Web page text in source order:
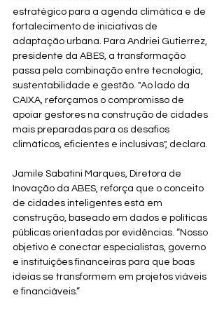
estratégico para a agenda climática e de
fortalecimento de iniciativas de
adaptação urbana. Para Andriei Gutierrez,
presidente da ABES, a transformação
passa pela combinação entre tecnologia,
sustentabilidade e gestão. "Ao lado da
CAIXA, reforçamos o compromisso de
apoiar gestores na construção de cidades
mais preparadas para os desafios
climáticos, eficientes e inclusivas", declara.
Jamile Sabatini Marques, Diretora de
Inovação da ABES, reforça que o conceito
de cidades inteligentes está em
construção, baseado em dados e políticas
públicas orientadas por evidências. “Nosso
objetivo é conectar especialistas, governo
e instituições financeiras para que boas
ideias se transformem em projetos viáveis
e financiáveis.”